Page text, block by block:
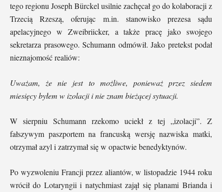
tego regionu Joseph Bürckel usilnie zachęcał go do kolaboracji z
Trzecią Rzeszą, oferując m.in. stanowisko prezesa sądu
apelacyjnego w Zweibriicker, a także pracę jako swojego
sekretarza prasowego. Schumann odmówił. Jako pretekst podał
nieznajomość realiów:
Uważam, że nie jest to możliwe, ponieważ przez siedem
miesięcy byłem w izolacji i nie znam bieżącej sytuacji.
W sierpniu Schumann rzekomo uciekł z tej „izolacji”. Z
fałszywym paszportem na francuską wersję nazwiska matki,
otrzymał azyl i zatrzymał się w opactwie benedyktynów.
Po wyzwoleniu Francji przez aliantów, w listopadzie 1944 roku
wrócił do Lotaryngii i natychmiast zajął się planami Brianda i